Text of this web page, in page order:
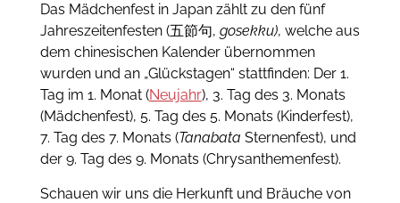
Das Mädchenfest in Japan zählt zu den fünf
Jahreszeitenfesten (五節句, gosekku), welche aus
dem chinesischen Kalender übernommen
wurden und an „Glückstagen“ stattfinden: Der 1.
Tag im 1. Monat (Neujahr), 3. Tag des 3. Monats
(Mädchenfest), 5. Tag des 5. Monats (Kinderfest),
7. Tag des 7. Monats (Tanabata Sternenfest), und
der 9. Tag des 9. Monats (Chrysanthemenfest).
Schauen wir uns die Herkunft und Bräuche von